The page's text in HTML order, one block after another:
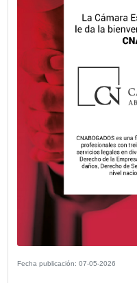
VER MÁS